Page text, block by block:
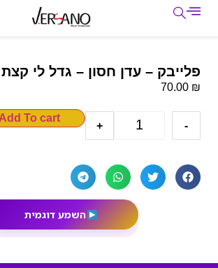
פלייבק – עדן חסון – גדל לי קצת
70.00 ₪
-
+
Add To cart
השמע דוגמית